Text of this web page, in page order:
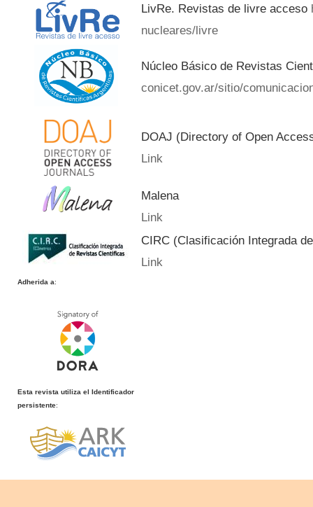
LivRe. Revistas de livre acceso
nucleares/livre
Núcleo Básico de Revistas
conicet.gov.ar/sitio/
DOAJ (Directory of Open
Link
Malena
Link
CIRC (Clasificación Integrada
Link
Adherida a:
Esta revista utiliza el Identificador
persistente: